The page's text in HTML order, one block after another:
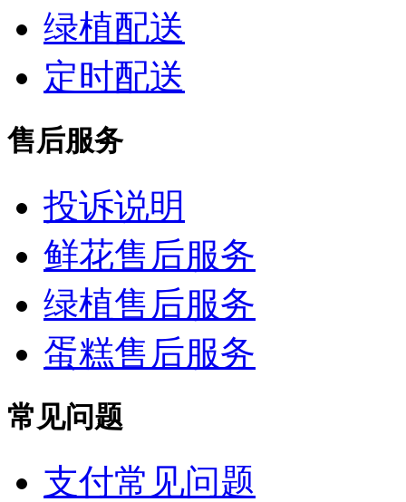
绿植配送
定时配送
售后服务
投诉说明
鲜花售后服务
绿植售后服务
蛋糕售后服务
常见问题
支付常见问题